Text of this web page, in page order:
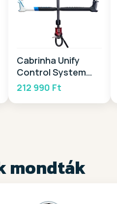
Cabrinha Unify
Control System
2026
212 990 Ft
mondták